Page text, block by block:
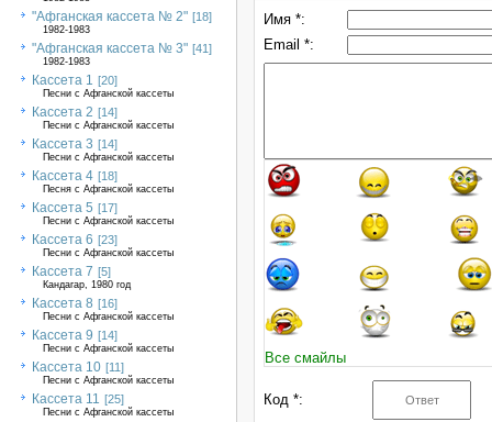
"Афганская кассета № 2" [18]
1982-1983
"Афганская кассета № 3" [41]
1982-1983
Кассета 1 [20]
Песни с Афганской кассеты
Кассета 2 [14]
Песни с Афганской кассеты
Кассета 3 [14]
Песни с Афганской кассеты
Кассета 4 [18]
Песня с Афганской кассеты
Кассета 5 [17]
Песни с Афганской кассеты
Кассета 6 [23]
Песни с Афганской кассеты
Кассета 7 [5]
Кандагар, 1980 год
Кассета 8 [16]
Песни с Афганской кассеты
Кассета 9 [14]
Песни с Афганской кассеты
Кассета 10 [11]
Песни с Афганской кассеты
Кассета 11 [25]
Песни с Афганской кассеты
Имя *:
Email *:
Все смайлы
Код *: